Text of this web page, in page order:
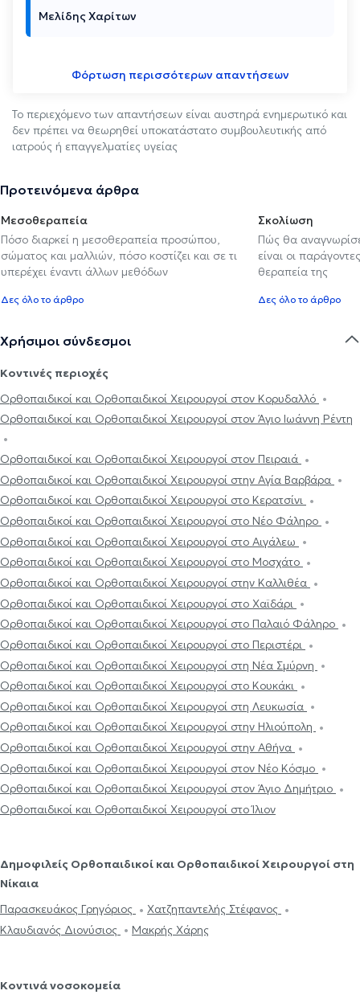
Μελίδης Χαρίτων
Φόρτωση περισσότερων απαντήσεων
Το περιεχόμενο των απαντήσεων είναι αυστηρά ενημερωτικό και
δεν πρέπει να θεωρηθεί υποκατάστατο συμβουλευτικής από
ιατρούς ή επαγγελματίες υγείας
Προτεινόμενα άρθρα
Μεσοθεραπεία
Πόσο διαρκεί η μεσοθεραπεία προσώπου,
σώματος και μαλλιών, πόσο κοστίζει και σε τι
υπερέχει έναντι άλλων μεθόδων
Δες όλο το άρθρο
Σκολίωση
Πώς θα
είναι οι
θεραπεία της
Δες όλο το άρθρο
Χρήσιμοι σύνδεσμοι
Κοντινές περιοχές
Ορθοπαιδικοί και Ορθοπαιδικοί Χειρουργοί στον Κορυδαλλό
Ορθοπαιδικοί και Ορθοπαιδικοί Χειρουργοί στον Άγιο Ιωάννη Ρέντη
Ορθοπαιδικοί και Ορθοπαιδικοί Χειρουργοί στον Πειραιά
Ορθοπαιδικοί και Ορθοπαιδικοί Χειρουργοί στην Αγία Βαρβάρα
Ορθοπαιδικοί και Ορθοπαιδικοί Χειρουργοί στο Κερατσίνι
Ορθοπαιδικοί και Ορθοπαιδικοί Χειρουργοί στο Νέο Φάληρο
Ορθοπαιδικοί και Ορθοπαιδικοί Χειρουργοί στο Αιγάλεω
Ορθοπαιδικοί και Ορθοπαιδικοί Χειρουργοί στο Μοσχάτο
Ορθοπαιδικοί και Ορθοπαιδικοί Χειρουργοί στην Καλλιθέα
Ορθοπαιδικοί και Ορθοπαιδικοί Χειρουργοί στο Χαϊδάρι
Ορθοπαιδικοί και Ορθοπαιδικοί Χειρουργοί στο Παλαιό Φάληρο
Ορθοπαιδικοί και Ορθοπαιδικοί Χειρουργοί στο Περιστέρι
Ορθοπαιδικοί και Ορθοπαιδικοί Χειρουργοί στη Νέα Σμύρνη
Ορθοπαιδικοί και Ορθοπαιδικοί Χειρουργοί στο Κουκάκι
Ορθοπαιδικοί και Ορθοπαιδικοί Χειρουργοί στη Λευκωσία
Ορθοπαιδικοί και Ορθοπαιδικοί Χειρουργοί στην Ηλιούπολη
Ορθοπαιδικοί και Ορθοπαιδικοί Χειρουργοί στην Αθήνα
Ορθοπαιδικοί και Ορθοπαιδικοί Χειρουργοί στον Νέο Κόσμο
Ορθοπαιδικοί και Ορθοπαιδικοί Χειρουργοί στον Άγιο Δημήτριο
Ορθοπαιδικοί και Ορθοπαιδικοί Χειρουργοί στο Ίλιον
Δημοφιλείς Ορθοπαιδικοί και Ορθοπαιδικοί Χειρουργοί στη
Νίκαια
Παρασκευάκος Γρηγόριος
Χατζηπαντελής Στέφανος
Κλαυδιανός Διονύσιος
Μακρής Χάρης
Κοντινά νοσοκομεία